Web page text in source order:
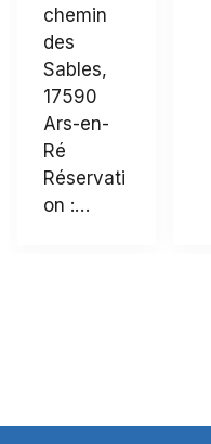
chemin
des
Sables,
17590
Ars-en-
Ré
Réservati
on :…